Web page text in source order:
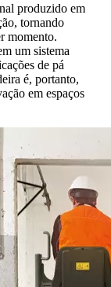
produzido em
tornando
momento.
um sistema
de pá
é, portanto,
em espaços